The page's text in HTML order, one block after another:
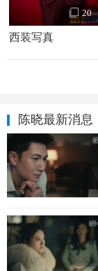
陈晓家庭背景
凌晨出生，家人
理，做一个安静
陈晓被导演选
歌》。当时，陈晓
陈晓情感经
侣》结情，2015
陈妍希在安徽合
20
西装写真
陈晓最新消息